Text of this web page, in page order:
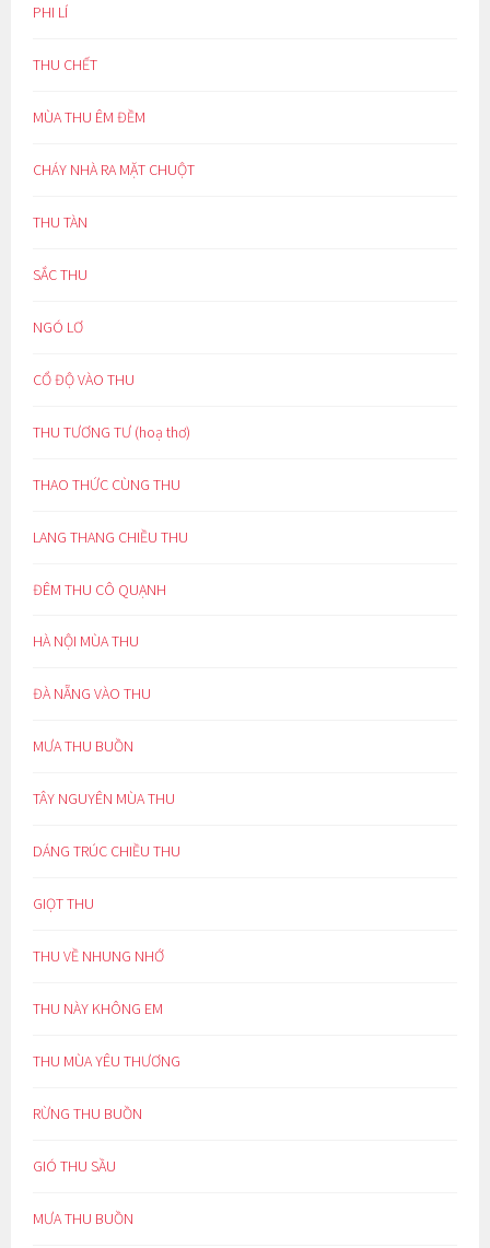
PHI LÍ
THU CHẾT
MÙA THU ÊM ĐỀM
CHÁY NHÀ RA MẶT CHUỘT
THU TÀN
SẮC THU
NGÓ LƠ
CỔ ĐỘ VÀO THU
THU TƯƠNG TƯ (hoạ thơ)
THAO THỨC CÙNG THU
LANG THANG CHIỀU THU
ĐÊM THU CÔ QUẠNH
HÀ NỘI MÙA THU
ĐÀ NẴNG VÀO THU
MƯA THU BUỒN
TÂY NGUYÊN MÙA THU
DÁNG TRÚC CHIỀU THU
GIỌT THU
THU VỀ NHUNG NHỚ
THU NÀY KHÔNG EM
THU MÙA YÊU THƯƠNG
RỪNG THU BUỒN
GIÓ THU SẦU
MƯA THU BUỒN